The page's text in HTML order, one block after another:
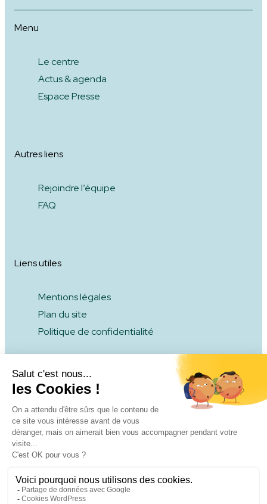
Menu
Le centre
Actus & agenda
Espace Presse
Autres liens
Rejoindre l’équipe
FAQ
Liens utiles
Mentions légales
Plan du site
Politique de confidentialité
COMMENT S’ENGAGER
NOUS CONTACTER
© CENTRE HÉLÈNE BOREL - TOUS DROITS RÉSERVÉS - 2026